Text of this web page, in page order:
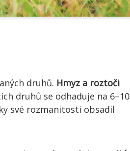
druhů. Hmyz a roztoči
druhů se odhaduje na 6–10
své rozmanitosti obsadil